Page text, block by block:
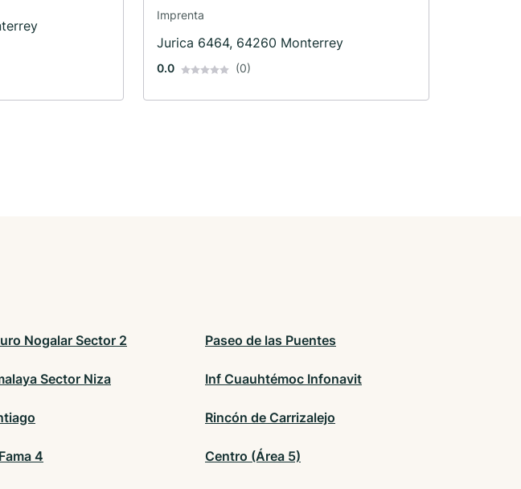
Imprenta
Jurica 6464, 64260 Monterrey
0.0 (0)
Nogalar Sector 2 Paseo de las Puentes
Sector Niza Inf Cuauhtémoc Infonavit
Rincón de Carrizalejo
4 Centro (Área 5)